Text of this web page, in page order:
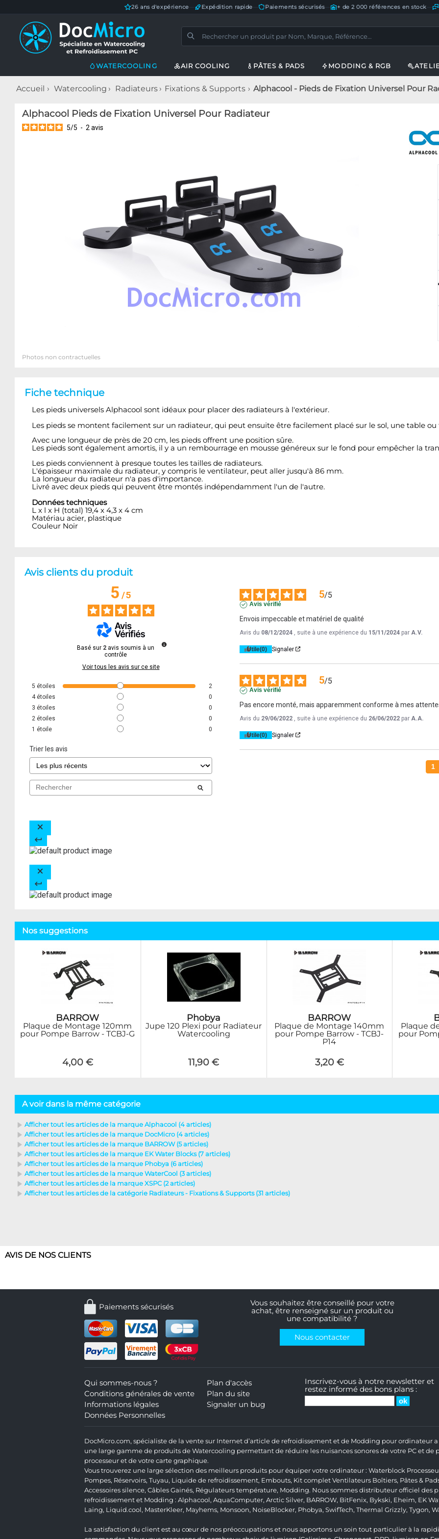
26 ans d'expérience Expédition rapide Paiements sécurisés— + de 2 000 références en stock
WATERCOOLING AIR COOLING PÂTES & PADS MODDING & RGB
Accueil Watercooling Radiateurs Fixations & Supports Alphacool - Pieds de Fixation Universel Pour
Alphacool Pieds de Fixation Universel Pour Radiateur
5/5 - 2 avis
Photos non contractuelles
Fiche technique
Les pieds universels Alphacool sont idéaux pour placer des radiateurs à l'extérieur.
Les pieds se montent facilement sur un radiateur, qui peut ensuite être facilement placé sur le sol, une table
Avec une longueur de près de 20 cm, les pieds offrent une position sûre.
Les pieds sont également amortis, il y a un rembourrage en mousse généreux sur le fond pour empêcher la
Les pieds conviennent à presque toutes les tailles de radiateurs.
L'épaisseur maximale du radiateur, y compris le ventilateur, peut aller jusqu'à 86 mm.
La longueur du radiateur n'a pas d'importance.
Livré avec deux pieds qui peuvent être montés indépendamment l'un de l'autre.
Données techniques
L x l x H (total) 19,4 x 4,3 x 4 cm
Matériau acier, plastique
Couleur Noir
Avis clients du produit
5/5
Basé sur 2 avis soumis à un
contrôle
Voir tous les avis sur ce site
5 étoiles
2
4 étoiles
0
3 étoiles
0
2 étoiles
0
1 étoile 0
Trier les avis
5/5
Avis vérifié
Envois impeccable et matériel de qualité
Avis du 08/12/2024 , suite à une expérience du 15/11/2024 par A.V.
Utile(0) Signaler
5/5
Avis vérifié
Pas encore monté, mais apparemment conforme à mes
Avis du 29/06/2022 , suite à une expérience du 26/06/2022 par A.A.
Utile(0) Signaler
1
Nos suggestions
BARROW
Plaque de Montage 120mm
pour Pompe Barrow - TCBJ-G
4,00 €
Phobya
Jupe 120 Plexi pour Radiateur
Watercooling
11,90 €
BARROW
Plaque de Montage 140mm
pour Pompe Barrow - TCBJ-
P14
3,20 €
Plaque
pour
A voir dans la même catégorie
Afficher tout les articles de la marque Alphacool (4 articles)
Afficher tout les articles de la marque DocMicro (4 articles)
Afficher tout les articles de la marque BARROW (5 articles)
Afficher tout les articles de la marque EK Water Blocks (7 articles)
Afficher tout les articles de la marque Phobya (6 articles)
Afficher tout les articles de la marque WaterCool (3 articles)
Afficher tout les articles de la marque XSPC (2 articles)
Afficher tout les articles de la catégorie Radiateurs - Fixations & Supports (31 articles)
AVIS DE NOS CLIENTS
Paiements sécurisés
Vous souhaitez être conseillé pour votre
achat, être renseigné sur un produit ou
une compatibilité ?
Nous contacter
Qui sommes-nous ?
Conditions générales de vente
Informations légales
Données Personnelles
Plan d'accès
Plan du site
Signaler un bug
Inscrivez-vous à notre newsletter et
restez informé des bons plans :
DocMicro.com, spécialiste de la vente sur Internet d’article de refroidissement et de Modding pour ordinateur
une large gamme de produits de Watercooling permettant de réduire les nuisances sonores de votre PC et de
processeur et de votre carte graphique.
Vous trouverez une large sélection des meilleurs produits pour équiper votre ordinateur : Waterblock
Pompes, Réservoirs, Tuyau, Liquide de refroidissement, Embouts, Kit complet Ventilateurs Boîtiers, Pâtes &
Accessoires silence, Câbles Gainés, Régulateurs température, Modding. Nous sommes distributeur officiel des
refroidissement et Modding : Alphacool, AquaComputer, Arctic Silver, BARROW, BitFenix, Bykski, Eheim, EK
Laing, Liquid.cool, MasterKleer, Mayhems, Monsoon, NoiseBlocker, Phobya, SwifTech, Thermal Grizzly, Tygon,
La satisfaction du client est au cœur de nos préoccupations et nous apportons un soin tout particulier à la